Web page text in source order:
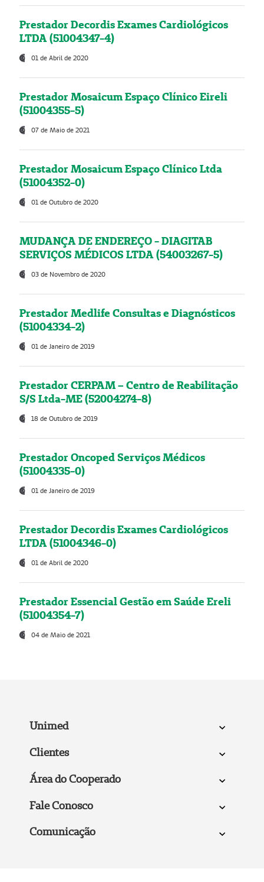
Prestador Decordis Exames Cardiológicos
LTDA (51004347-4)
01 de Abril de 2020
Prestador Mosaicum Espaço Clínico Eireli
(51004355-5)
07 de Maio de 2021
Prestador Mosaicum Espaço Clínico Ltda
(51004352-0)
01 de Outubro de 2020
MUDANÇA DE ENDEREÇO - DIAGITAB
SERVIÇOS MÉDICOS LTDA (54003267-5)
03 de Novembro de 2020
Prestador Medlife Consultas e Diagnósticos
(51004334-2)
01 de Janeiro de 2019
Prestador CERPAM – Centro de Reabilitação
S/S Ltda-ME (52004274-8)
18 de Outubro de 2019
Prestador Oncoped Serviços Médicos
(51004335-0)
01 de Janeiro de 2019
Prestador Decordis Exames Cardiológicos
LTDA (51004346-0)
01 de Abril de 2020
Prestador Essencial Gestão em Saúde Ereli
(51004354-7)
04 de Maio de 2021
Unimed
Clientes
Área do Cooperado
Fale Conosco
Comunicação